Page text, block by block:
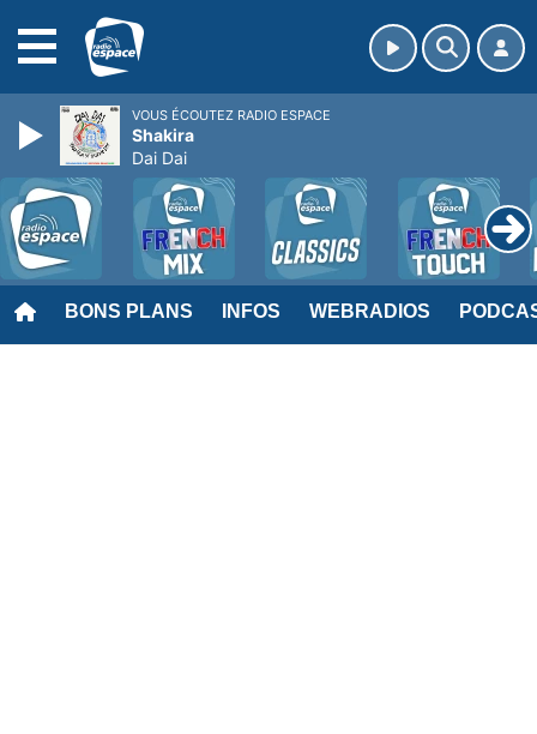
BONS PLANS INFOS WEBRADIOS
VOUS ÉCOUTEZ RADIO ESPACE
Shakira
Dai Dai